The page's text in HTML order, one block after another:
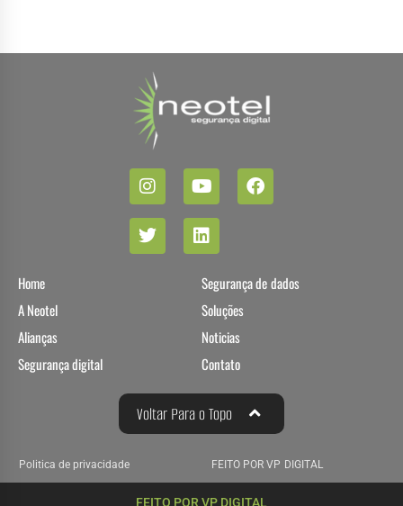
Home
A Neotel
Alianças
Segurança digital
Segurança de dados
Soluções
Noticias
Contato
Voltar Para o Topo
Politica de privacidade FEITO POR VP DIGITAL
FEITO POR VP DIGITAL